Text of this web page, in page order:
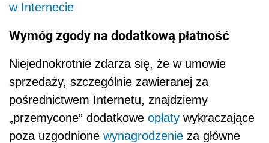
w Internecie
Wymóg zgody na dodatkową płatność
Niejednokrotnie zdarza się, że w umowie
sprzedaży, szczególnie zawieranej za
pośrednictwem Internetu, znajdziemy
„przemycone” dodatkowe opłaty wykraczające
poza uzgodnione wynagrodzenie za główne